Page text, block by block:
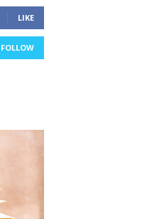
LIKE
FOLLOW